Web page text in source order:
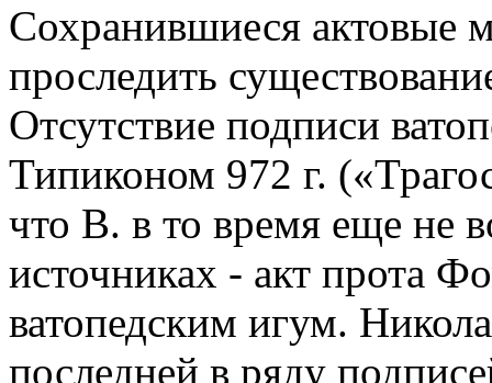
Сохранившиеся актовые
проследить
Отсутствие подписи
Типиконом 972 г.
что В. в то время еще не
источниках - акт прота
ватопедским игум.
последней в ряду